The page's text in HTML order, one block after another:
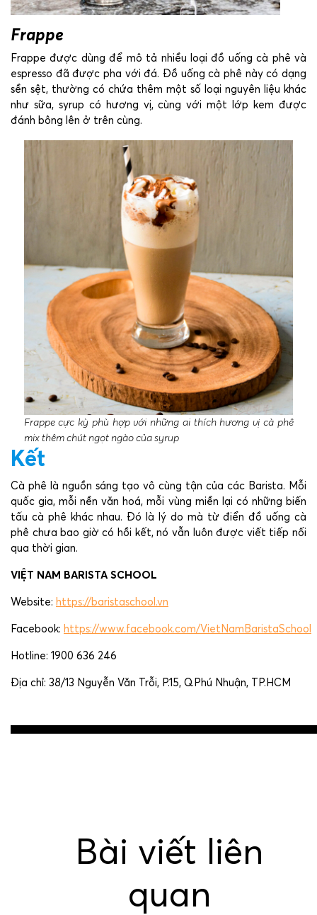
Frappe
Frappe được dùng để mô tả nhiều loại đồ uống cà phê và
espresso đã được pha với đá. Đồ uống cà phê này có dạng
sền sệt, thường có chứa thêm một số loại nguyên liệu khác
như sữa, syrup có hương vị, cùng với một lớp kem được
đánh bông lên ở trên cùng.
Frappe cực kỳ phù hợp với những ai thích hương vị cà phê
mix thêm chút ngọt ngào của syrup
Kết
Cà phê là nguồn sáng tạo vô cùng tận của các Barista. Mỗi
quốc gia, mỗi nền văn hoá, mỗi vùng miền lại có những biến
tấu cà phê khác nhau. Đó là lý do mà từ điển đồ uống cà
phê chưa bao giờ có hồi kết, nó vẫn luôn được viết tiếp nối
qua thời gian.
VIỆT NAM BARISTA SCHOOL
Website: https://baristaschool.vn
Facebook: https://www.facebook.com/VietNamBaristaSchool
Hotline: 1900 636 246
Địa chỉ: 38/13 Nguyễn Văn Trỗi, P.15, Q.Phú Nhuận, TP.HCM
Post
Bài viết liên
quan